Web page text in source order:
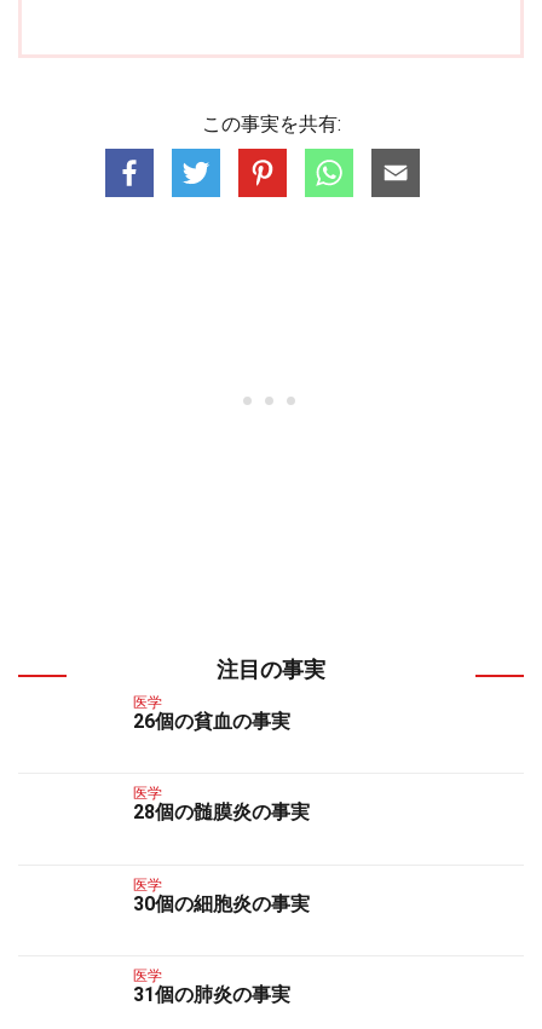
この事実を共有:
注目の事実
医学
26個の貧血の事実
医学
28個の髄膜炎の事実
医学
30個の細胞炎の事実
医学
31個の肺炎の事実